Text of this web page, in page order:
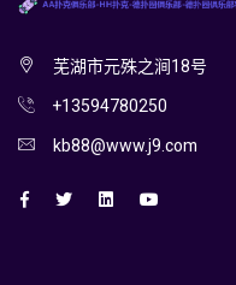
芜湖市元殊之涧18号
+13594780250
kb88@www.j9.com